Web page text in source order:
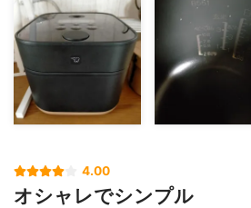
4.00
オシャレでシンプル